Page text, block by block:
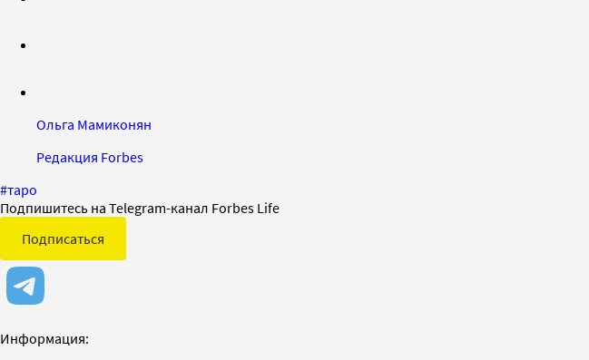
Ольга Мамиконян
Редакция Forbes
#таро
Подпишитесь на Telegram-канал Forbes Life
Подписаться
Информация: